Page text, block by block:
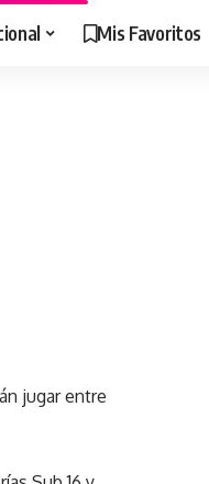
Mis Favoritos
jugar entre